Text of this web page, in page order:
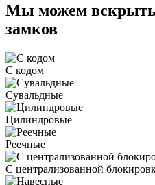
Мы можем
замков
С кодом
Сувальдные
Цилиндровые
Реечные
С централизованной